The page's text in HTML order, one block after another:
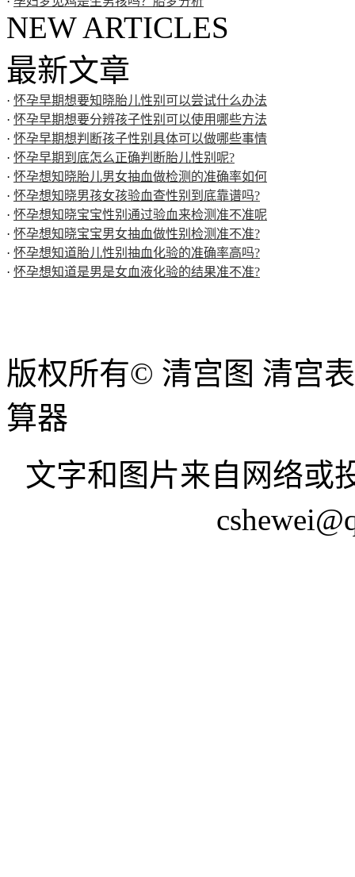
NEW ARTICLES
最新文章
· 怀孕早期想要知晓胎儿性别可以尝试什么办法
· 怀孕早期想要分辨孩子性别可以使用哪些方法
· 怀孕早期想判断孩子性别具体可以做哪些事情
· 怀孕早期到底怎么正确判断胎儿性别呢?
· 怀孕想知晓胎儿男女抽血做检测的准确率如何
· 怀孕想知晓男孩女孩验血查性别到底靠谱吗?
· 怀孕想知晓宝宝性别通过验血来检测准不准呢
· 怀孕想知晓宝宝男女抽血做性别检测准不准?
· 怀孕想知道胎儿性别抽血化验的准确率高吗?
· 怀孕想知道是男是女血液化验的结果准不准?
版权所有© 清宫图 清宫
算器
文字和图片来自网络或